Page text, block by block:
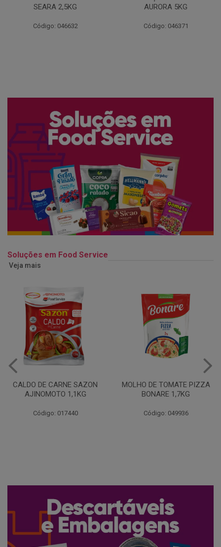
AURORA 5KG
Código: 046371
FATIADO PAKAN 200G
Código: 061522
Soluções em Food Service
Veja mais
MOLHO DE TOMATE PIZZA
BONARE 1,7KG
Código: 049936
MARGARINA USO
PROFISSIONAL 80% CUKIN
Código: 062469